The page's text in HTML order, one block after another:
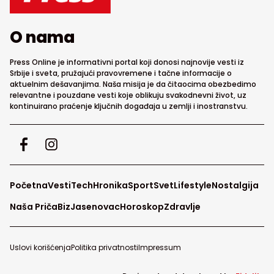
O nama
Press Online je informativni portal koji donosi najnovije vesti iz
Srbije i sveta, pružajući pravovremene i tačne informacije o
aktuelnim dešavanjima. Naša misija je da čitaocima obezbedimo
relevantne i pouzdane vesti koje oblikuju svakodnevni život, uz
kontinuirano praćenje ključnih događaja u zemlji i inostranstvu.
PočetnaVestiTechHronikaSportSvetLifestyleNostalgija
Naša PričaBizJasenovacHoroskopZdravlje
Uslovi korišćenjaPolitika privatnostiImpressum